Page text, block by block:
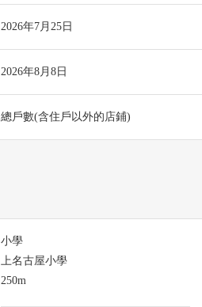
2026年7月25日
2026年8月8日
總戶數(含住戶以外的店鋪)
小學
上名古屋小學
250m